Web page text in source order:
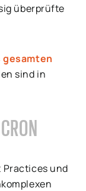
überprüfte
gesamten
sind in
Practices und